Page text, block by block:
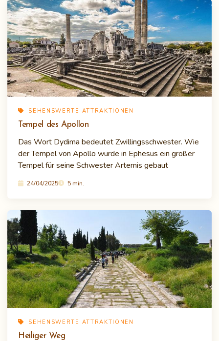
SEHENSWERTE ATTRAKTIONEN
Tempel des Apollon
Das Wort Dydima bedeutet Zwillingsschwester. Wie
der Tempel von Apollo wurde in Ephesus ein großer
Tempel für seine Schwester Artemis gebaut
24/04/2025 5 min.
SEHENSWERTE ATTRAKTIONEN
Heiliger Weg